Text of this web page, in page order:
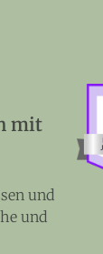
mit
und
und